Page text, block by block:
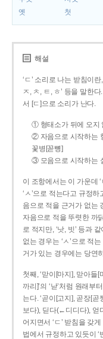
옛
첫
해설
‘ㄷ’ 소리로 나는 받침이
ㅈ, ㅊ, ㅌ, ㅎ’ 등을 말한
서 [ㄷ]으로 소리가 난다.
① 형태소가 뒤에 오지
② 자음으로 시작하는
꽃병[꼳뼝]
③ 모음으로 시작하는
이 조항에서는 이 가운데
‘ㅅ’으로 적는다고 규정
음으로 적을 근거가 없는
자음으로 적을 뚜렷한 까
로 적지만, ‘낫, 빗’ 등과
없는 경우는 ‘ㅅ’으로 적
거가 있는 경우에는 당연
첫째, ‘맏이[마지], 맏아들[
까리]’의 ‘낟’처럼 원래부
는다. ‘곧이[고지], 곧장[
보다), 딛다(←디디다), 얻
어지면서 ‘ㄷ’ 받침을 갖
법에서 규정하고 있듯이 ‘